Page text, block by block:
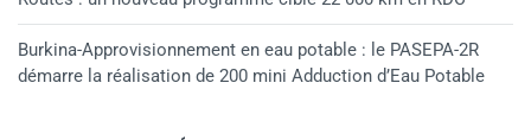
Burkina-Approvisionnement en eau potable : le PASEPA-2R
démarre la réalisation de 200 mini Adduction d’Eau Potable